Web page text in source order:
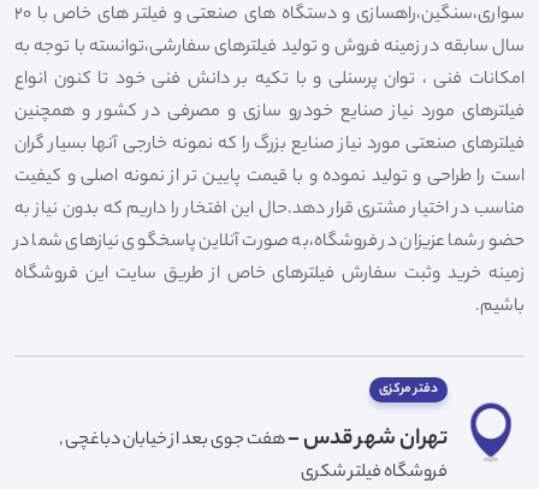
سواری،سنگین،راهسازی و دستگاه های صنعتی و فیلتر های خاص با 20
سال سابقه در زمینه فروش و تولید فیلترهای سفارشی،توانسته با توجه به
امکانات فنی ، توان پرسنلی و با تکیه بر دانش فنی خود تا کنون انواع
فیلترهای مورد نیاز صنایع خودرو سازی و مصرفی در کشور و همچنین
فیلترهای صنعتی مورد نیاز صنایع بزرگ را که نمونه خارجی آنها بسیار گران
است را طراحی و تولید نموده و با قیمت پایین تر از نمونه اصلی و کیفیت
مناسب در اختیار مشتری قرار دهد.حال این افتخار را داریم که بدون نیاز به
حضور شما عزیزان در فروشگاه،به صورت آنلاین پاسخگوی نیازهای شما در
زمینه خرید وثبت سفارش فیلترهای خاص از طریق سایت این فروشگاه
باشیم.
دفتر مرکزی
تهران شهر قدس -هفت جوی بعد از خیابان دباغچی ,
فروشگاه فیلتر شکری